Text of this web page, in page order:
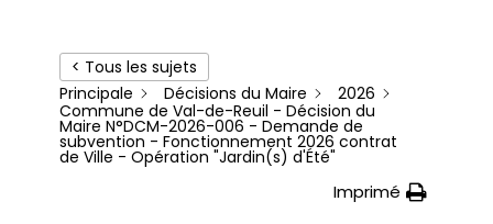
< Tous les sujets
Principale
Décisions du Maire
2026
Commune de Val-de-Reuil - Décision du
Maire N°DCM-2026-006 - Demande de
subvention - Fonctionnement 2026 contrat
de Ville - Opération "Jardin(s) d'Été"
Imprimé